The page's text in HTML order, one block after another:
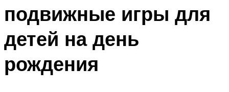
подвижные игры для
детей на день
рождения